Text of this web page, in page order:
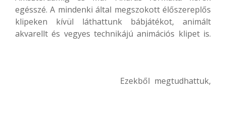
egésszé. A mindenki által megszokott élőszereplős
klipeken kívül láthattunk bábjátékot, animált
akvarellt és vegyes technikájú animációs klipet is.
Ezekből megtudhattuk,